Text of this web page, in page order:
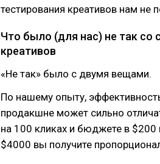
тестирования креативов нам
Что было (для нас) не так со
креативов
«Не так» было с двумя вещами.
По нашему опыту,
продакшне может сильно
на 100 кликах и бюджете в $200
$4000 вы получите